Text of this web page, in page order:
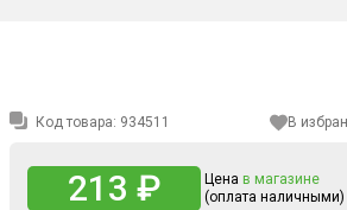
Код товара: 934511 В
213 ₽ Цена в магазине
(оплата наличными)